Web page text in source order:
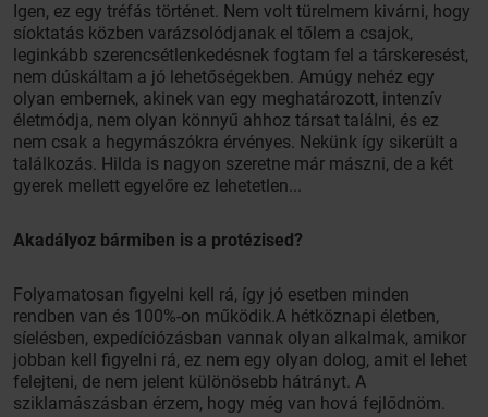
Igen, ez egy tréfás történet. Nem volt türelmem kivárni, hogy
síoktatás közben varázsolódjanak el tőlem a csajok,
leginkább szerencsétlenkedésnek fogtam fel a társkeresést,
nem dúskáltam a jó lehetőségekben. Amúgy nehéz egy
olyan embernek, akinek van egy meghatározott, intenzív
életmódja, nem olyan könnyű ahhoz társat találni, és ez
nem csak a hegymászókra érvényes. Nekünk így sikerült a
találkozás. Hilda is nagyon szeretne már mászni, de a két
gyerek mellett egyelőre ez lehetetlen...
Akadályoz bármiben is a protézised?
Folyamatosan figyelni kell rá, így jó esetben minden
rendben van és 100%-on működik.A hétköznapi életben,
síelésben, expedíciózásban vannak olyan alkalmak, amikor
jobban kell figyelni rá, ez nem egy olyan dolog, amit el lehet
felejteni, de nem jelent különösebb hátrányt. A
sziklamászásban érzem, hogy még van hová fejlődnöm.